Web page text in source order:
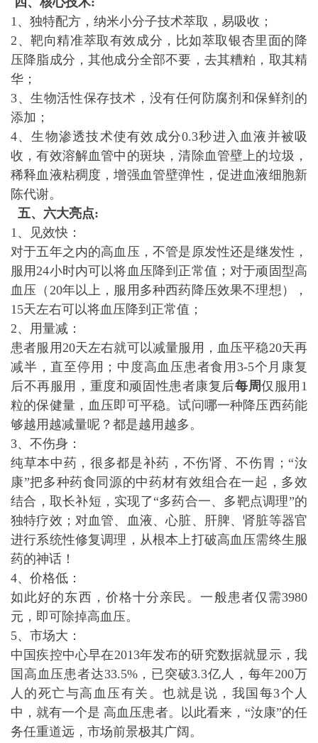
1、独特配方，纳米小分子技术萃取，易吸收；
2、靶向精准萃取有效成分，比如萃取银杏里面的降
压降脂成分，其他成分全部不要，去其糟粕，取其精
华；
3、生物活性保存技术，没有任何防腐剂和保鲜剂的
添加；
4、生物渗透技术使有效成分0.3秒进入血液并被吸
收，有效溶解血管中的斑块，清除血管壁上的垃圾，
稀释血液粘稠度，增强血管壁弹性，促进血液细胞新
陈代谢。
五、六大亮点:
1、见效快：
对于五年之内的高血压，不管是原发性还是继发性，
服用24小时内可以将血压降到正常值；对于顽固型高
血压（20年以上，服用多种西药降压效果不理想），
15天左右可以将血压降到正常值；
2、用量减：
患者服用20天左右就可以减量服用，血压平稳20天再
减半，直至停用；中度高血压患者食用3-5个月康复
后不再服用，重度和顽固性患者康复后每周仅服用1
粒的保健量，血压即可平稳。试问哪一种降压西药能
够越用越减量呢？都是越用越多。
3、不伤身：
纯草本中药，很多都是补药，不伤肾、不伤胃；“汝
康”把多种药食同源的中药材有效组合在一起，多效
结合，取长补短，实现了“多药合一、多靶点调理”的
独特疗效；对血管、血液、心脏、肝脾、肾脏等器官
进行系统性修复调理，从根本上打破高血压需终生服
药的神话！
4、价格低：
如此好的东西，价格十分亲民。一般患者仅需3980
元，即可除掉高血压。
5、市场大：
中国疾控中心早在2013年发布的研究数据就显示，我
国高血压患者达33.5%，已突破3.3亿人，每年200万
人的死亡与高血压有关。也就是说，我国每3个人
中，就有一个是 高血压患者。以此看来，“汝康”的任
务任重道远，市场前景极其广阔。